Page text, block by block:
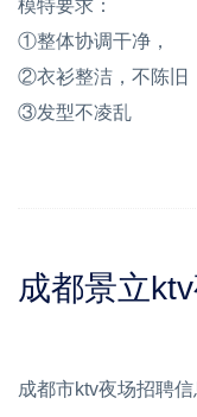
模特要求：
①整体协调干净，
②衣衫整洁，不陈旧
③发型不凌乱
成都景立
成都市ktv夜场招聘